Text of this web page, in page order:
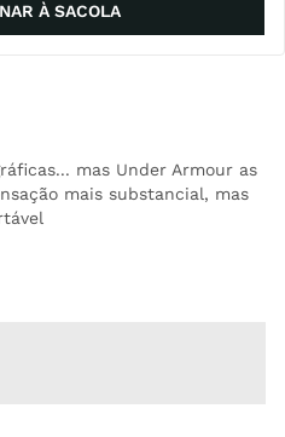
À SACOLA
mas Under Armour as
mais substancial, mas